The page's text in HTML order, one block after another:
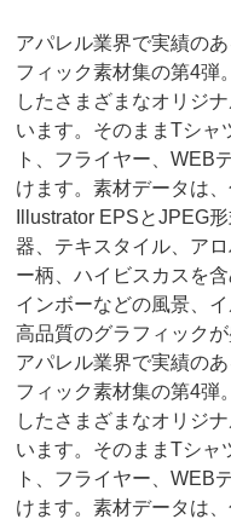
アパレル業界で実績の
フィック素材集の第4弾
したさまざまなオリジ
います。そのままTシャ
ト、フライヤー、WEB
けます。素材データは
Illustrator EPSとJPEG
器、テキスタイル、ア
ー柄、ハイビスカスを
インボーなどの風景、
高品質のグラフィック
アパレル業界で実績の
フィック素材集の第4弾
したさまざまなオリジ
います。そのままTシャ
ト、フライヤー、WEB
けます。素材データは